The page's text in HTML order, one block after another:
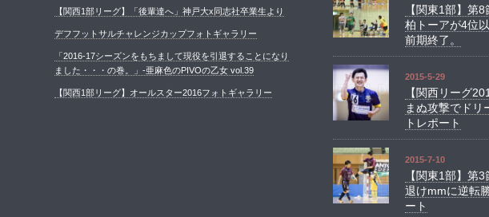
【関西1部リーグ】「後輩達へ」神戸大x同志社卒業生より
デフフットサルチャレンジカップフォトギャラリー
「2016-17シーズンをもちまして現役を引退することになり
ました・・・の巻。」-亜麻色のPIVOの乙女 vol.39
【関西1部リーグ】オールスター2016フォトギャラリー
【関東1部】第
柏トーアが4位
前期終了。
2015-5-29
【関西リーグ
まぬ攻撃でドリ
トレポート
2015-7-10
【関東1部】
退けmmに逆転
ート